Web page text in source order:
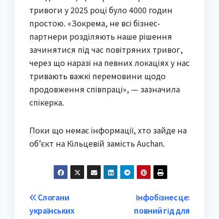
тривоги у 2025 році було 4000 годин
простою. «Зокрема, не всі бізнес-
партнери розділяють наше рішення
зачинятися під час повітряних тривог,
через що наразі на певних локаціях у нас
тривають важкі перемовини щодо
продовження співпраці», — зазначила
спікерка.
Поки що немає інформації, хто зайде на
об’єкт на Кільцевій замість Auchan.
Post
Інфобізнес це:
повний гід для
Слогани
українських